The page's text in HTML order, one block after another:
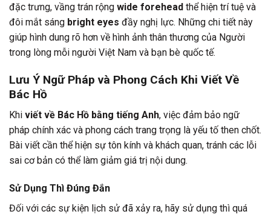
đặc trưng, vầng trán rộng wide forehead thể hiện trí tuệ và
đôi mắt sáng bright eyes đầy nghị lực. Những chi tiết này
giúp hình dung rõ hơn về hình ảnh thân thương của Người
trong lòng mỗi người Việt Nam và bạn bè quốc tế.
Lưu Ý Ngữ Pháp và Phong Cách Khi Viết Về
Bác Hồ
Khi viết về Bác Hồ bằng tiếng Anh, việc đảm bảo ngữ
pháp chính xác và phong cách trang trọng là yếu tố then chốt.
Bài viết cần thể hiện sự tôn kính và khách quan, tránh các lỗi
sai cơ bản có thể làm giảm giá trị nội dung.
Sử Dụng Thì Đúng Đắn
Đối với các sự kiện lịch sử đã xảy ra, hãy sử dụng thì quá